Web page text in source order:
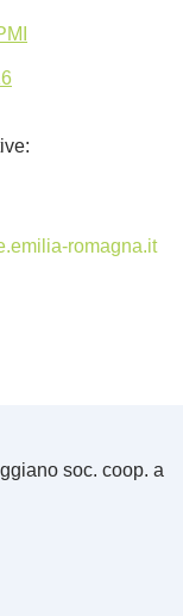
romagna.it
soc. coop. a